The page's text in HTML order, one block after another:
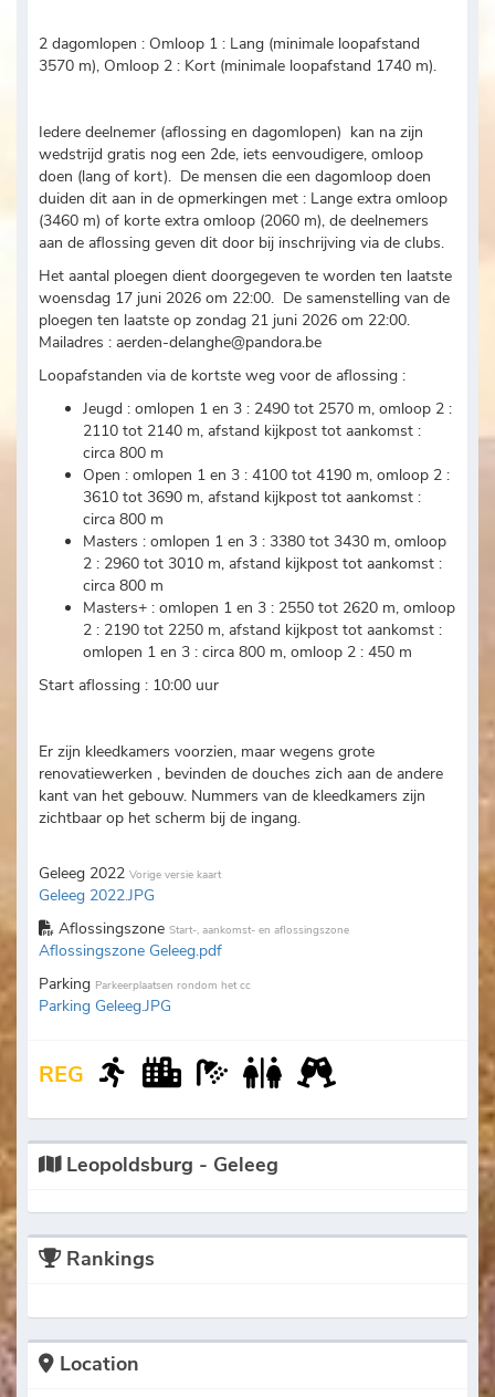
2 dagomlopen : Omloop 1 : Lang (minimale loopafstand
3570 m), Omloop 2 : Kort (minimale loopafstand 1740 m).
Iedere deelnemer (aflossing en dagomlopen) kan na zijn
wedstrijd gratis nog een 2de, iets eenvoudigere, omloop
doen (lang of kort). De mensen die een dagomloop doen
duiden dit aan in de opmerkingen met : Lange extra omloop
(3460 m) of korte extra omloop (2060 m), de deelnemers
aan de aflossing geven dit door bij inschrijving via de clubs.
Het aantal ploegen dient doorgegeven te worden ten laatste
woensdag 17 juni 2026 om 22:00. De samenstelling van de
ploegen ten laatste op zondag 21 juni 2026 om 22:00.
Mailadres : aerden-delanghe@pandora.be
Loopafstanden via de kortste weg voor de aflossing :
Jeugd : omlopen 1 en 3 : 2490 tot 2570 m, omloop 2 :
2110 tot 2140 m, afstand kijkpost tot aankomst :
circa 800 m
Open : omlopen 1 en 3 : 4100 tot 4190 m, omloop 2 :
3610 tot 3690 m, afstand kijkpost tot aankomst :
circa 800 m
Masters : omlopen 1 en 3 : 3380 tot 3430 m, omloop
2 : 2960 tot 3010 m, afstand kijkpost tot aankomst :
circa 800 m
Masters+ : omlopen 1 en 3 : 2550 tot 2620 m, omloop
2 : 2190 tot 2250 m, afstand kijkpost tot aankomst :
omlopen 1 en 3 : circa 800 m, omloop 2 : 450 m
Start aflossing : 10:00 uur
Er zijn kleedkamers voorzien, maar wegens grote
renovatiewerken , bevinden de douches zich aan de andere
kant van het gebouw. Nummers van de kleedkamers zijn
zichtbaar op het scherm bij de ingang.
Geleeg 2022 Vorige versie kaart
Geleeg 2022.JPG
Aflossingszone Start-, aankomst- en aflossingszone
Aflossingszone Geleeg.pdf
Parking Parkeerplaatsen rondom het cc
Parking Geleeg.JPG
REG
Leopoldsburg - Geleeg
Rankings
Location